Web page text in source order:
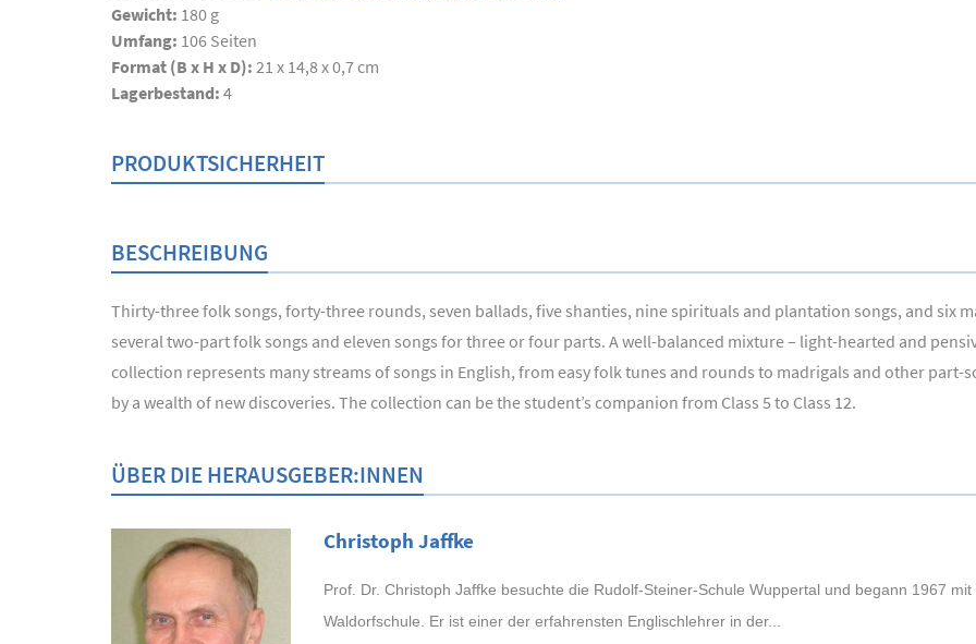
Gewicht: 180 g
Umfang: 106 Seiten
Format (B x H x D): 21 x 14,8 x 0,7 cm
Lagerbestand: 4
PRODUKTSICHERHEIT
BESCHREIBUNG
Thirty-three folk songs, forty-three rounds, seven ballads, five shanties, nine spirituals and plantation songs, and six
several two-part folk songs and eleven songs for three or four parts. A well-balanced mixture – light-hearted and
collection represents many streams of songs in English, from easy folk tunes and rounds to madrigals and other part-
by a wealth of new discoveries. The collection can be the student’s companion from Class 5 to Class 12.
ÜBER DIE HERAUSGEBER:INNEN
Christoph Jaffke
Prof. Dr. Christoph Jaffke besuchte die Rudolf-Steiner-Schule Wuppertal und begann 1967
Waldorfschule. Er ist einer der erfahrensten Englischlehrer in der...